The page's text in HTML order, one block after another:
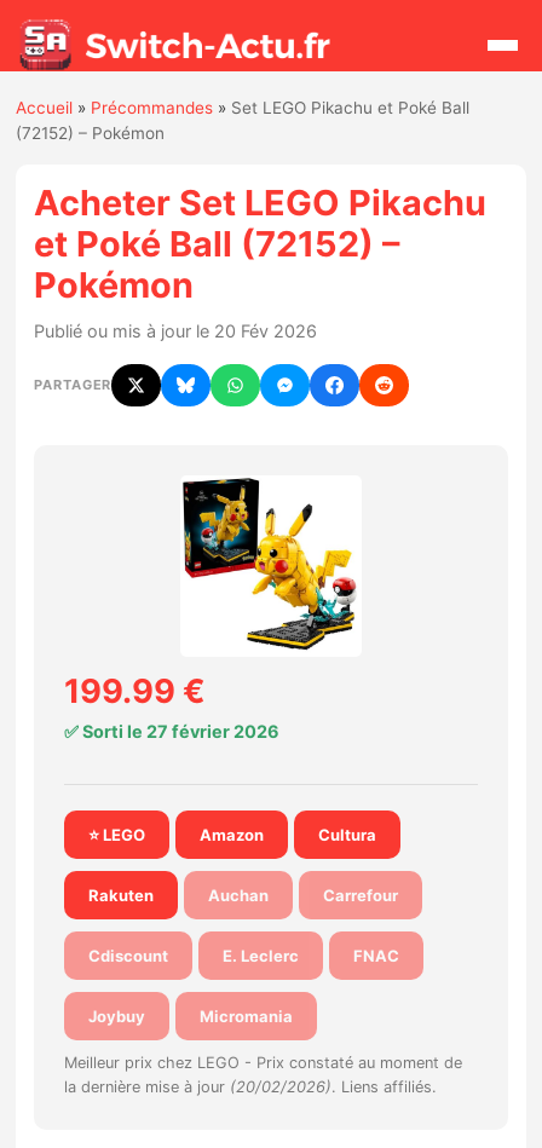
Actualités
Jeux
Hardware
Mises à jour
Tests de jeux
Autres tests
Previews
Précommandes
Précommandes jeux Switch 2
Accueil » Précommandes » Set LEGO Pikachu et Poké Ball
(72152) – Pokémon
Acheter Set LEGO Pikachu
et Poké Ball (72152) –
Pokémon
Publié ou mis à jour le 20 Fév 2026
PARTAGER
199.99 €
✅ Sorti le 27 février 2026
⭐ LEGO Amazon Cultura
Rakuten Auchan Carrefour
Cdiscount E. Leclerc FNAC
Joybuy Micromania
Meilleur prix chez LEGO - Prix constaté au moment de
la dernière mise à jour (20/02/2026). Liens affiliés.